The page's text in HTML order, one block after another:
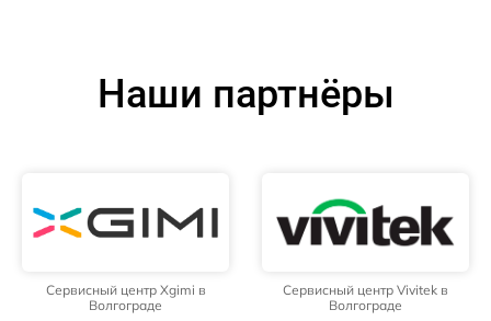
Наши партнёры
Сервисный центр Xgimi в
Волгограде
Сервисный центр Vivitek в
Волгограде